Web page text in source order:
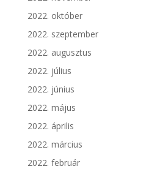
2022. október
2022. szeptember
2022. augusztus
2022. július
2022. június
2022. május
2022. április
2022. március
2022. február